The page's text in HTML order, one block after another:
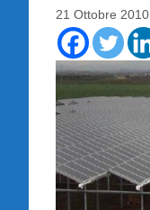
21 Ottobre 2010